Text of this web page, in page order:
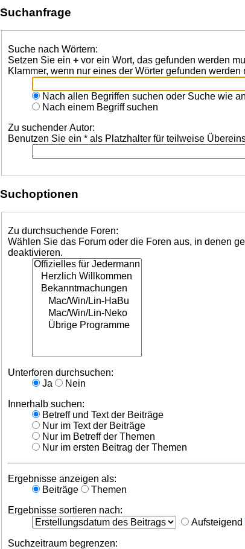
Suchanfrage
Suche nach Wörtern:
Setzen Sie ein + vor ein Wort, das gefunden werden
Klammer, wenn nur eines der Wörter gefunden
Nach allen Begriffen suchen oder Suche wie
Nach einem Begriff suchen
Zu suchender Autor:
Benutzen Sie ein * als Platzhalter für teilweise
Suchoptionen
Zu durchsuchende Foren:
Wählen Sie das Forum oder die Foren aus, in denen
deaktivieren.
Unterforen durchsuchen:
Ja
Nein
Innerhalb suchen:
Betreff und Text der Beiträge
Nur im Text der Beiträge
Nur im Betreff der Themen
Nur im ersten Beitrag der Themen
Ergebnisse anzeigen als:
Beiträge
Themen
Ergebnisse sortieren nach:
Aufsteigend
Suchzeitraum begrenzen: